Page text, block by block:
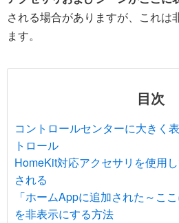
される場合がありますが、これは
ます。
目次
コントロールセンターに大きく
トロール
HomeKit対応アクセサリを使用
される
「ホームAppに追加された～こ
を非表示にする方法